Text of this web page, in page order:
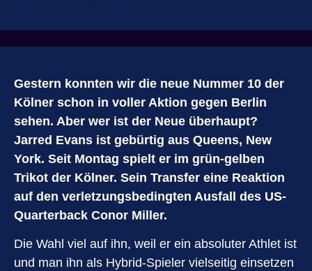
Gestern konnten wir die neue Nummer 10 der
Kölner schon in voller Aktion gegen Berlin
sehen. Aber wer ist der Neue überhaupt?
Jarred Evans ist gebürtig aus Queens, New
York. Seit Montag spielt er im grün-gelben
Trikot der Kölner. Sein Transfer eine Reaktion
auf den verletzungsbedingten Ausfall des US-
Quarterback Conor Miller.
Die Wahl viel auf ihn, weil er ein absoluter Athlet ist
und man ihn als Hybrid-Spieler vielseitig einsetzen